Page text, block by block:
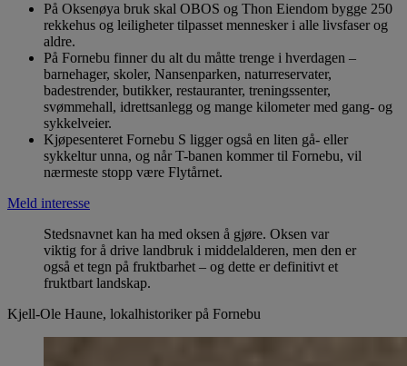
På Oksenøya bruk skal OBOS og Thon Eiendom bygge 250
rekkehus og leiligheter tilpasset mennesker i alle livsfaser og
aldre.
På Fornebu finner du alt du måtte trenge i hverdagen –
barnehager, skoler, Nansenparken, naturreservater,
badestrender, butikker, restauranter, treningssenter,
svømmehall, idrettsanlegg og mange kilometer med gang- og
sykkelveier.
Kjøpesenteret Fornebu S ligger også en liten gå- eller
sykkeltur unna, og når T-banen kommer til Fornebu, vil
nærmeste stopp være Flytårnet.
Meld interesse
Stedsnavnet kan ha med oksen å gjøre. Oksen var
viktig for å drive landbruk i middelalderen, men den er
også et tegn på fruktbarhet – og dette er definitivt et
fruktbart landskap.
Kjell-Ole Haune, lokalhistoriker på Fornebu